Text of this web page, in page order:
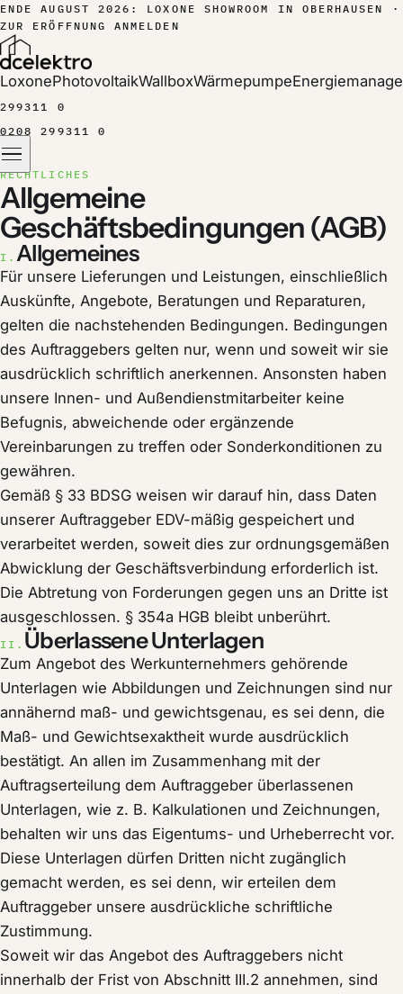
ENDE AUGUST 2026 : LOXONE SHOWROOM IN OBERHAUSEN
·
ZUR ERÖFFNUNG ANMELDEN
LoxonePhotovoltaikWallboxWärmepumpe
299311 0
0208 299311 0
RECHTLICHES
Allgemeine
Geschäftsbedingungen (AGB)
I.Allgemeines
Für unsere Lieferungen und Leistungen, einschließlich
Auskünfte, Angebote, Beratungen und Reparaturen,
gelten die nachstehenden Bedingungen. Bedingungen
des Auftraggebers gelten nur, wenn und soweit wir sie
ausdrücklich schriftlich anerkennen. Ansonsten haben
unsere Innen- und Außendienstmitarbeiter keine
Befugnis, abweichende oder ergänzende
Vereinbarungen zu treffen oder Sonderkonditionen zu
gewähren.
Gemäß § 33 BDSG weisen wir darauf hin, dass Daten
unserer Auftraggeber EDV-mäßig gespeichert und
verarbeitet werden, soweit dies zur ordnungsgemäßen
Abwicklung der Geschäftsverbindung erforderlich ist.
Die Abtretung von Forderungen gegen uns an Dritte ist
ausgeschlossen. § 354a HGB bleibt unberührt.
II. Überlassene Unterlagen
Zum Angebot des Werkunternehmers gehörende
Unterlagen wie Abbildungen und Zeichnungen sind nur
annähernd maß- und gewichtsgenau, es sei denn, die
Maß- und Gewichtsexaktheit wurde ausdrücklich
bestätigt. An allen im Zusammenhang mit der
Auftragserteilung dem Auftraggeber überlassenen
Unterlagen, wie z. B. Kalkulationen und Zeichnungen,
behalten wir uns das Eigentums- und Urheberrecht vor.
Diese Unterlagen dürfen Dritten nicht zugänglich
gemacht werden, es sei denn, wir erteilen dem
Auftraggeber unsere ausdrückliche schriftliche
Zustimmung.
Soweit wir das Angebot des Auftraggebers nicht
innerhalb der Frist von Abschnitt III.2 annehmen, sind